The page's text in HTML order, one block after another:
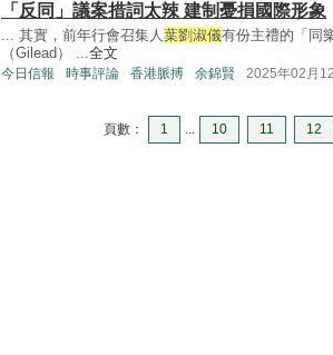
「反同」議案措詞太辣 建制憂損國際形象
... 其實，前年行會召集人葉劉淑儀有份主禮的「同
（Gilead） ...全文
今日信報 時事評論 香港脈搏 余錦賢 2025年02月
頁數： 1 ... 10 11 12